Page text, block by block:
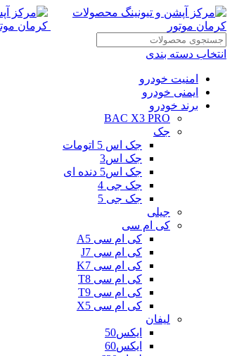
انتخاب دسته بندی
امنیت خودرو
ایمنی خودرو
برند خودرو
BAC X3 PRO
جک
جک اس 5 اتومات
جک اس3
جک اس5 دنده ای
جک جی 4
جک جی 5
جیلی
کی ام سی
کی ام سی A5
کی ام سی J7
کی ام سی K7
کی ام سی T8
کی ام سی T9
کی ام سی X5
لیفان
ایکس50
ایکس60